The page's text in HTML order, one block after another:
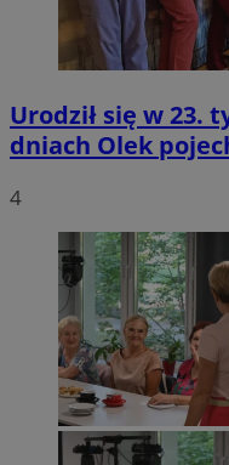
Urodził się w 23.
dniach Olek
4